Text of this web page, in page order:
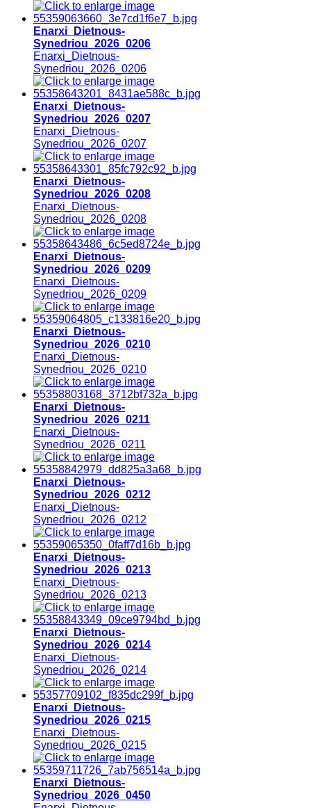
Enarxi_Dietnous-
Synedriou_2026_0206
Enarxi_Dietnous-
Synedriou_2026_0206
Enarxi_Dietnous-
Synedriou_2026_0207
Enarxi_Dietnous-
Synedriou_2026_0207
Enarxi_Dietnous-
Synedriou_2026_0208
Enarxi_Dietnous-
Synedriou_2026_0208
Enarxi_Dietnous-
Synedriou_2026_0209
Enarxi_Dietnous-
Synedriou_2026_0209
Enarxi_Dietnous-
Synedriou_2026_0210
Enarxi_Dietnous-
Synedriou_2026_0210
Enarxi_Dietnous-
Synedriou_2026_0211
Enarxi_Dietnous-
Synedriou_2026_0211
Enarxi_Dietnous-
Synedriou_2026_0212
Enarxi_Dietnous-
Synedriou_2026_0212
Enarxi_Dietnous-
Synedriou_2026_0213
Enarxi_Dietnous-
Synedriou_2026_0213
Enarxi_Dietnous-
Synedriou_2026_0214
Enarxi_Dietnous-
Synedriou_2026_0214
Enarxi_Dietnous-
Synedriou_2026_0215
Enarxi_Dietnous-
Synedriou_2026_0215
Enarxi_Dietnous-
Synedriou_2026_0450